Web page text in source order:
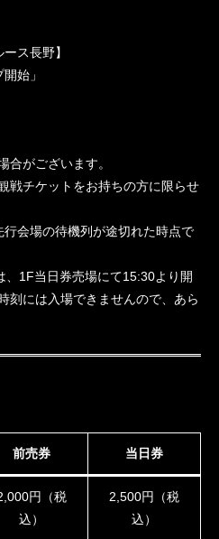
ス長野】
始」
がございます。
戦チケットをお持ちの方に限らせ
会場の待機列が途切れた時点で
1F当日券売場にて15:30より開
刻には入場できませんので、あら
前売券 当日券
円（税
込）
2,500円（税
込）